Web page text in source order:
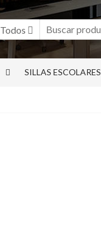
Todos
SILLAS ESCOLARES